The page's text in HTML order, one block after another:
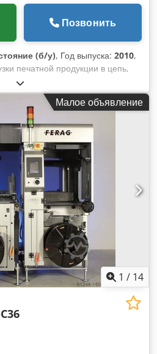
Позвонить
(б/у), Год выпуска: 2010,
печатной продукции в цепь,
и энкодер 31232590, год
Ag Esck
Малое объявление
1 / 14